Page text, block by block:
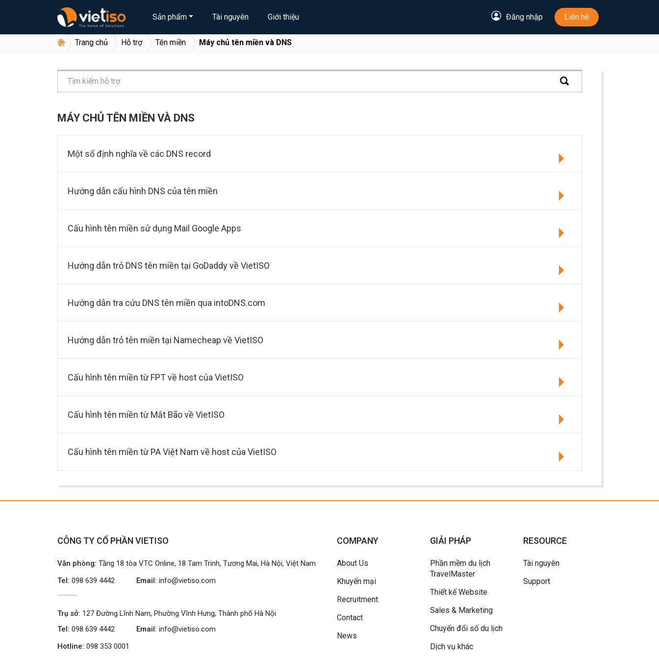
Sản phẩm Tài nguyên Giới thiệu Đăng nhập Liên hệ
Trang chủ Hỗ trợ Tên miền Máy chủ tên miền và DNS
MÁY CHỦ TÊN MIỀN VÀ DNS
Một số định nghĩa về các DNS record
Hướng dẫn cấu hình DNS của tên miền
Cấu hình tên miền sử dụng Mail Google Apps
Hướng dẫn trỏ DNS tên miền tại GoDaddy về VietISO
Hướng dẫn tra cứu DNS tên miền qua intoDNS.com
Hướng dẫn trỏ tên miền tại Namecheap về VietISO
Cấu hình tên miền từ FPT về host của VietISO
Cấu hình tên miền từ Mắt Bão về VietISO
Cấu hình tên miền từ PA Việt Nam về host của VietISO
CÔNG TY CỔ PHẦN VIETISO
Văn phòng: Tầng 18 tòa VTC Online, 18 Tam Trinh, Tương Mai, Hà Nội, Việt Nam
Tel: 098 639 4442 Email: info@vietiso.com
Trụ sở: 127 Đường Lĩnh Nam, Phường Vĩnh Hưng, Thành phố Hà Nội
Tel: 098 639 4442 Email: info@vietiso.com
Hotline: 098 353 0001
COMPANY
About Us
Khuyến mại
Recruitment
Contact
News
GIẢI PHÁP
Phần mềm du lịch
TravelMaster
Thiết kế Website
Sales & Marketing
Chuyển đổi số du lịch
Dịch vụ khác
RESOURCE
Tài nguyên
Support